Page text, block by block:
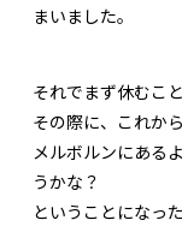
まいました。
それでまず休むこ
その際に、これか
メルボルンにある
うかな？
ということになった